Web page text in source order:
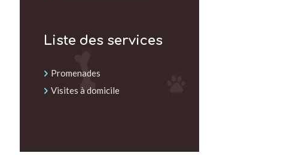
Liste des services
Promenades
Visites à domicile